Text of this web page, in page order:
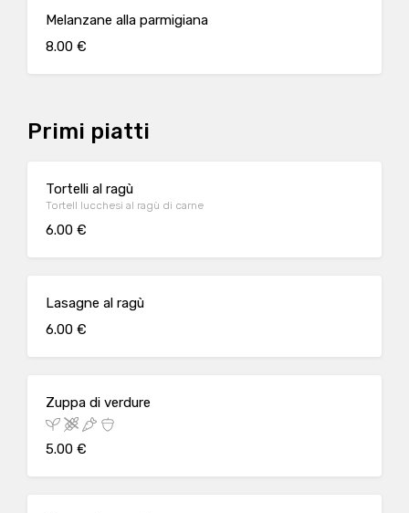
Melanzane alla parmigiana
8.00 €
Primi piatti
Tortelli al ragù
Tortell lucchesi al ragù di carne
6.00 €
Lasagne al ragù
6.00 €
Zuppa di verdure
5.00 €